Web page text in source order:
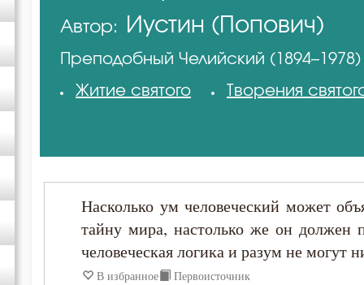
Антоний Оптинский (Путилов)
Григорий Богослов
Григорий Нисский
Автор: Иустин (Попович)
Преподобный Челийский (1894–1978)
Житие святого
Творения
Насколько ум человеческий может
тайну мира, настолько же он должен
человеческая логика и разум не могут
В избранное Первоисточник